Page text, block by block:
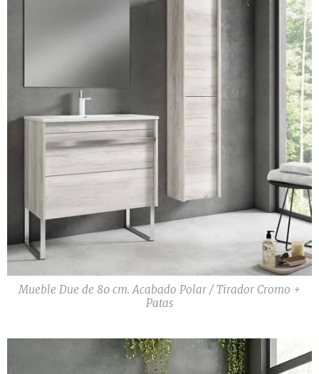
Mueble Due de 80 cm. Acabado Polar / Tirador Cromo +
Patas